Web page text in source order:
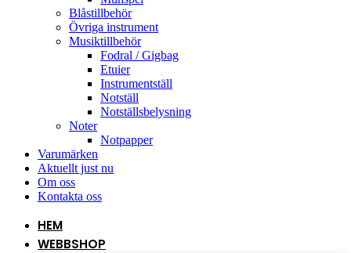
Blåstillbehör
Övriga instrument
Musiktillbehör
Fodral / Gigbag
Etuier
Instrumentställ
Notställ
Notställsbelysning
Noter
Notpapper
Varumärken
Aktuellt just nu
Om oss
Kontakta oss
HEM
WEBBSHOP